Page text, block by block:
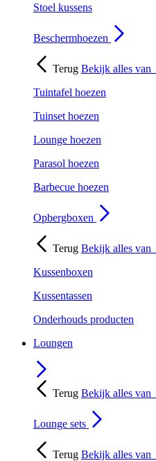
Stoel kussens
Beschermhoezen
Terug Bekijk alles van
Tuintafel hoezen
Tuinset hoezen
Lounge hoezen
Parasol hoezen
Barbecue hoezen
Opbergboxen
Terug Bekijk alles van
Kussenboxen
Kussentassen
Onderhouds producten
Loungen
Terug Bekijk alles van
Lounge sets
Terug Bekijk alles van